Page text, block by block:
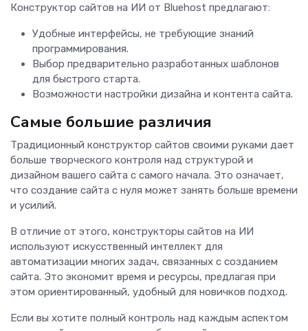
Конструктор сайтов на ИИ от Bluehost предлагают:
Удобные интерфейсы, не требующие знаний
программирования.
Выбор предварительно разработанных шаблонов
для быстрого старта.
Возможности настройки дизайна и контента сайта.
Самые большие различия
Традиционный конструктор сайтов своими руками дает
больше творческого контроля над структурой и
дизайном вашего сайта с самого начала. Это означает,
что создание сайта с нуля может занять больше времени
и усилий.
В отличие от этого, конструкторы сайтов на ИИ
используют искусственный интеллект для
автоматизации многих задач, связанных с созданием
сайта. Это экономит время и ресурсы, предлагая при
этом ориентированный, удобный для новичков подход.
Если вы хотите полный контроль над каждым аспектом